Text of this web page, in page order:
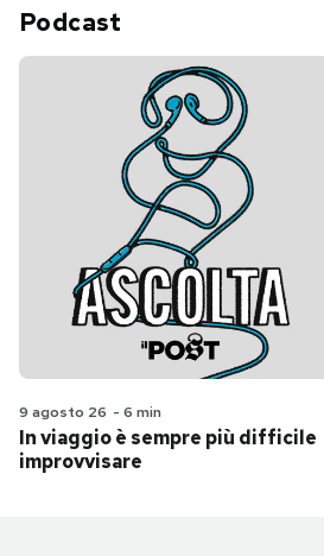
Podcast
9 agosto 26 - 6 min
In viaggio è sempre più difficile
improvvisare